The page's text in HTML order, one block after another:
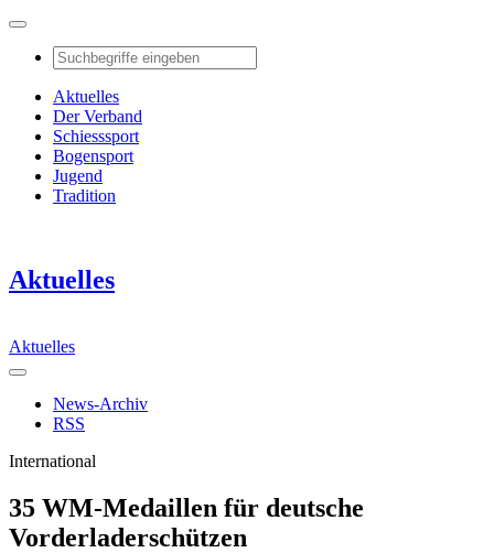
Aktuelles
Der Verband
Schiesssport
Bogensport
Jugend
Tradition
Aktuelles
Aktuelles
News-Archiv
RSS
International
35 WM-Medaillen für deutsche
Vorderladerschützen